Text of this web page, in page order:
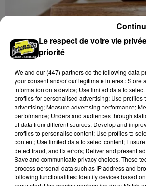
LE COUDRAY - VENTE AUX
BIMENSUELLE
Mardi 1er, 15 et 29 septembre, 6 et
novembre, 1er décembre à 9h30 à
ventes du Coudray : vente aux
Le respect de votre vie
priorité
We and our (447) partnersdo the following data
your consent and/or our legitimate interest: Store
information on a device; Use limited data to
profiles for personalised advertising; Use profiles
advertising; Measure advertising performance;
performance; Understand audiences through
of data from different sources; Develop and
profiles to personalise content; Use profiles to
content; Use limited data to select content;
detect fraud, and fix errors; Deliver and present
Save and communicate privacy choices. These
process personal data such as IP address and
following functionalities: Identify devices based